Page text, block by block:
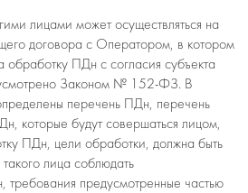
лицами может осуществляться на
договора с Оператором, в котором
обработку ПДн с согласия субъекта
Законом № 152-ФЗ. В
перечень ПДн, перечень
которые будут совершаться лицом,
ПДн, цели обработки, должна быть
лица соблюдать
требования предусмотренные частью